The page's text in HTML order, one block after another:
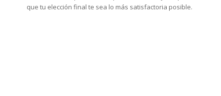
que tu elección final te sea lo más satisfactoria posible.